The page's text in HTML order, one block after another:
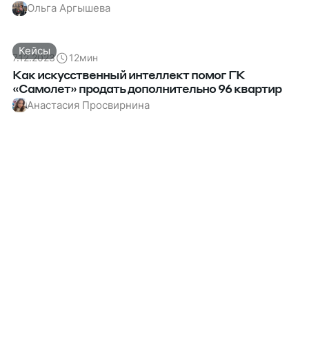
Ольга Аргышева
7.12.2023 12мин
Как искусственный интеллект помог ГК
«Самолет» продать дополнительно 96 квартир
Анастасия Просвирнина
Кейсы